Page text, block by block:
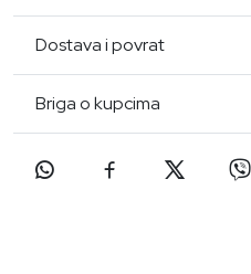
Dostava i povrat
Briga o kupcima